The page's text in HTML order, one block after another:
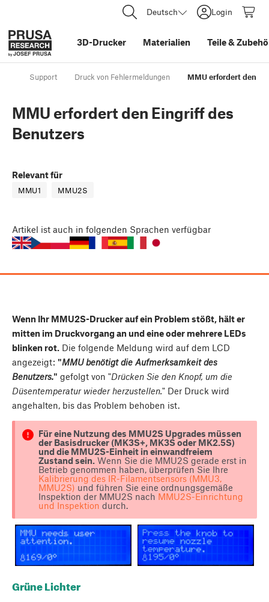
Deutsch Login
3D-Drucker Materialien Teile&
Support Druck von Fehlermeldungen MMU erfordert den
MMU erfordert den Eingriff des
Benutzers
Relevant für
MMU1 MMU2S
Artikel ist auch in folgenden Sprachen verfügbar
Wenn Ihr MMU2S-Drucker auf ein Problem stößt, hält er
mitten im Druckvorgang an und eine oder mehrere LEDs
blinken rot. Die folgende Meldung wird auf dem LCD
angezeigt: "MMU benötigt die Aufmerksamkeit des
Benutzers." gefolgt von "Drücken Sie den Knopf, um die
Düsentemperatur wieder herzustellen." Der Druck wird
angehalten, bis das Problem behoben ist.
Für eine Nutzung des MMU2S Upgrades müssen
der Basisdrucker (MK3S+, MK3S oder MK2.5S)
und die MMU2S-Einheit in einwandfreiem
Zustand sein.Wenn Sie die MMU2S gerade erst in
Betrieb genommen haben, überprüfen Sie Ihre
Kalibrierung des IR-Filamentsensors (MMU3,
MMU2S) und führen Sie eine ordnungsgemäße
Inspektion der MMU2S nach MMU2S-Einrichtung
und Inspektion durch.
Grüne Lichter